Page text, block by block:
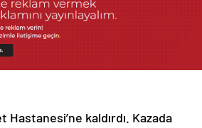
kaldırdı. Kazada